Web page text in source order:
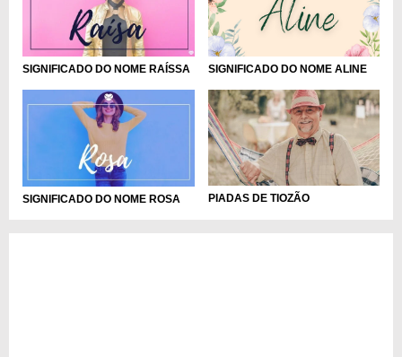
SIGNIFICADO DO NOME RAÍSSA SIGNIFICADO DO NOME ALINE
SIGNIFICADO DO NOME ROSA PIADAS DE TIOZÃO